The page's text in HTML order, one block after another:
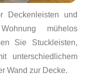
Deckenleisten und
mühelos
Sie Stuckleisten,
unterschiedlichem
Wand zur Decke.